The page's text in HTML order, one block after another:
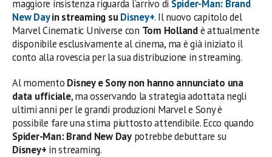
maggiore insistenza riguarda l’arrivo di Spider-Man: Brand
New Dayin streaming suDisney+. Il nuovo capitolo del
Marvel Cinematic Universe con Tom Hollandè attualmente
disponibile esclusivamente al cinema, ma è già iniziato il
conto alla rovescia per la sua distribuzione in streaming.
Al momento Disney e Sony non hanno annunciato una
data ufficiale, ma osservando la strategia adottata negli
ultimi anni per le grandi produzioni Marvel e Sony è
possibile fare una stima piuttosto attendibile. Ecco quando
Spider-Man: Brand New Daypotrebbe debuttare su
Disney+ in streaming.